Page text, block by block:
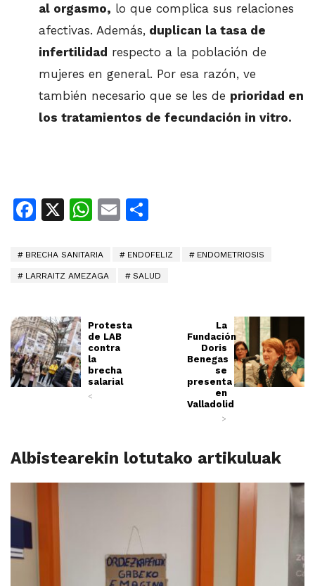
al orgasmo, lo que complica sus relaciones
afectivas. Además, duplican la tasa de
infertilidad respecto a la población de
mujeres en general. Por esa razón, ve
también necesario que se les de prioridad en
los tratamientos de fecundación in vitro.
Facebook
X WhatsApp
Email
BRECHA SANITARIA ENDOFELIZ ENDOMETRIOSIS
LARRAITZ AMEZAGA SALUD
Protesta
de LAB
contra
la
brecha
salarial
<
La
Fundación
Doris
Benegas
se
presenta
en
Valladolid
>
Albistearekin lotutako artikuluak